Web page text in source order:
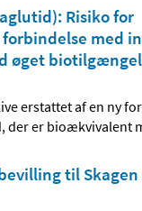
Risiko for
med
øget
erstattet af en ny
der er bioækvivalent
til